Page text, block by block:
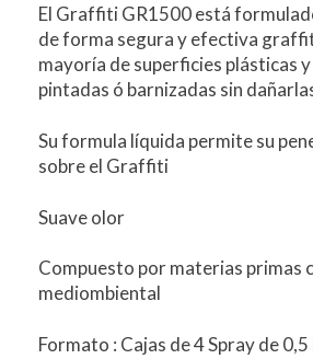
El Graffiti GR1500 está
de forma segura y efectiva
mayoría de superficies plásticas
pintadas ó barnizadas sin
Su formula líquida permite su
sobre el Graffiti
Suave olor
Compuesto por materias primas
mediombiental
Formato : Cajas de 4 Spray de 0,5